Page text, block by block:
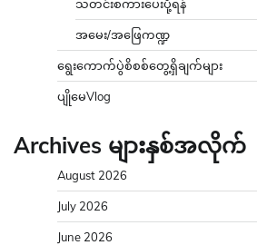
သတင်းစကားပေးပို့ရန်
အမေး/အဖြေကဏ္ဍ
ရွေးကောက်ပွဲစိစစ်တွေ့ရှိချက်များ
ပျိုမေVlog
Archives များနှစ်အလိုက်
August 2026
July 2026
June 2026